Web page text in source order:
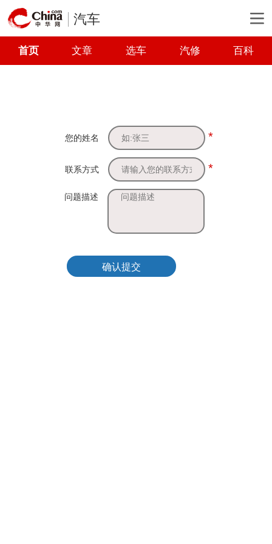
汽车
首页 文章 选车 汽修 百科
您的姓名 *
联系方式 *
问题描述
确认提交